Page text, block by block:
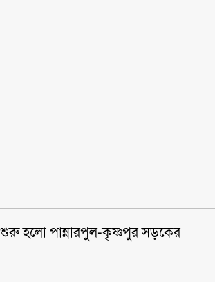
শুরু হলো পান্নারপুল-কৃষ্ণপুর সড়কের